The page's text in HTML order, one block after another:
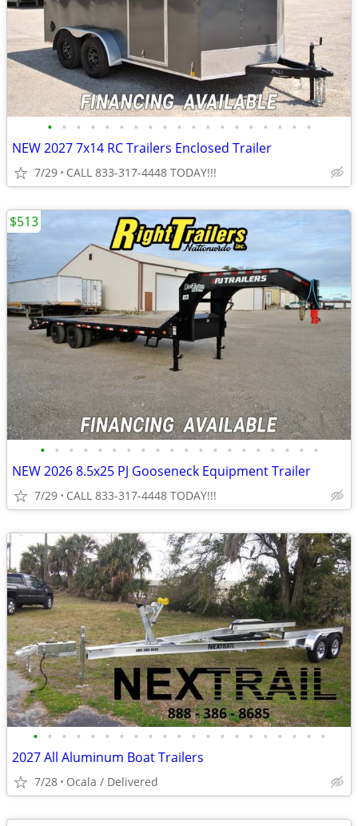
• • • • • • • • • • • • • • • • • • •
NEW 2027 7x14 RC Trailers Enclosed Trailer
7/29 CALL 833-317-4448 TODAY!!!
• • • • • • • • • • • • • • • • • • • •
NEW 2026 8.5x25 PJ Gooseneck Equipment Trailer
7/29 CALL 833-317-4448 TODAY!!!
$513
• • • • • • • • • • • • • • • • • • • • •
2027 All Aluminum Boat Trailers
7/28 Ocala / Delivered